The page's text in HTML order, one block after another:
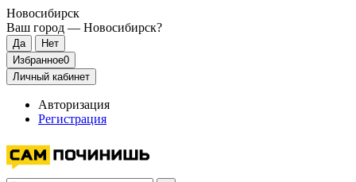
Новосибирск
Ваш город — Новосибирск?
Избранное0
Личный кабинет
Авторизация
Регистрация